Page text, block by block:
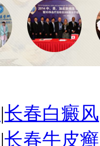
|长春白癜风
|长春牛皮癣